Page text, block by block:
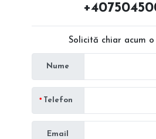
Solicită chiar acum
Nume
Telefon
Email